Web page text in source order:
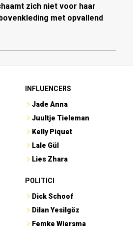
zich niet voor haar
met opvallend
INFLUENCERS
Jade Anna
Juultje Tieleman
Kelly Piquet
Lale Gül
Lies Zhara
POLITICI
Dick Schoof
Dilan Yesilgöz
Femke Wiersma